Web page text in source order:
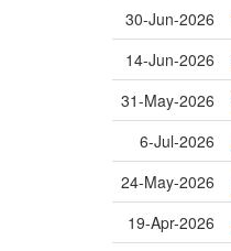
30-Jun-2026
14-Jun-2026
31-May-2026
6-Jul-2026
24-May-2026
19-Apr-2026